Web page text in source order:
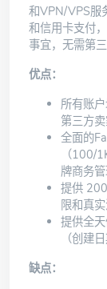
和VPN/VPS服
和信用卡支付
事宜，无需第
优点：
所有账
第三方卖
全面的
（100/
牌商务
提供
限和真实
提供全
（创建
缺点：